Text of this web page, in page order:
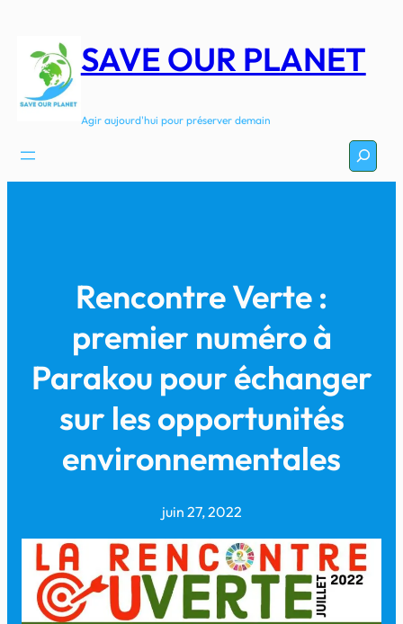
contenu
SAVE OUR PLANET
Agir aujourd'hui pour préserver demain
Rencontre Verte :
premier numéro à
Parakou pour échanger
sur les opportunités
environnementales
juin 27, 2022